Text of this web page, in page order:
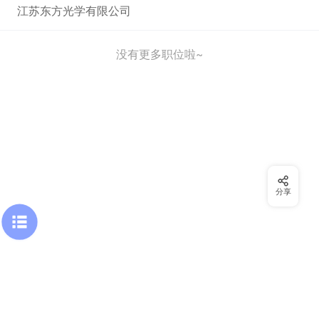
江苏东方光学有限公司
没有更多职位啦~
分享